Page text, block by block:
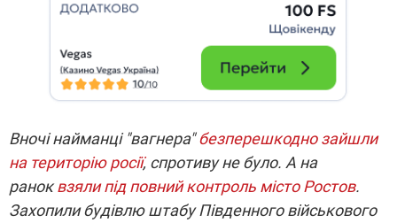
Вночі найманці "вагнера"безперешкодно зайшли
на територію росії, спротиву не було. А на
раноквзяли під повний контроль місто Ростов.
Захопили будівлю штабу Південного військового